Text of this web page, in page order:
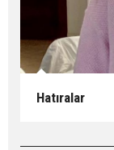
Hatıralar